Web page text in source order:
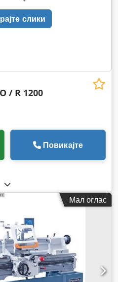
слики
/ R 1200
Повикајте
Мал оглас